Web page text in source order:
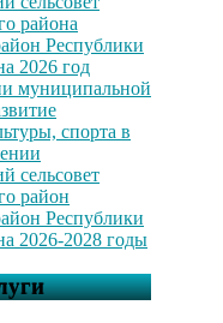
района
Республики
2026 год
муниципальной
спорта в
сельсовет
район
Республики
2026-2028 годы